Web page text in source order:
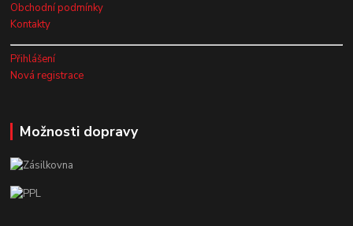
Obchodní podmínky
Kontakty
Přihlášení
Nová registrace
Možnosti dopravy